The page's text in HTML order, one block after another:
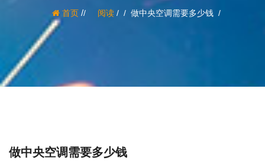
首页/ 阅读/ 做中央空调需要多少钱
做中央空调需要多少钱